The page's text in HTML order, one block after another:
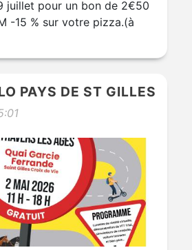
juillet pour un bon de 2€50
-15 % sur votre pizza.(à
PAYS DE ST GILLES